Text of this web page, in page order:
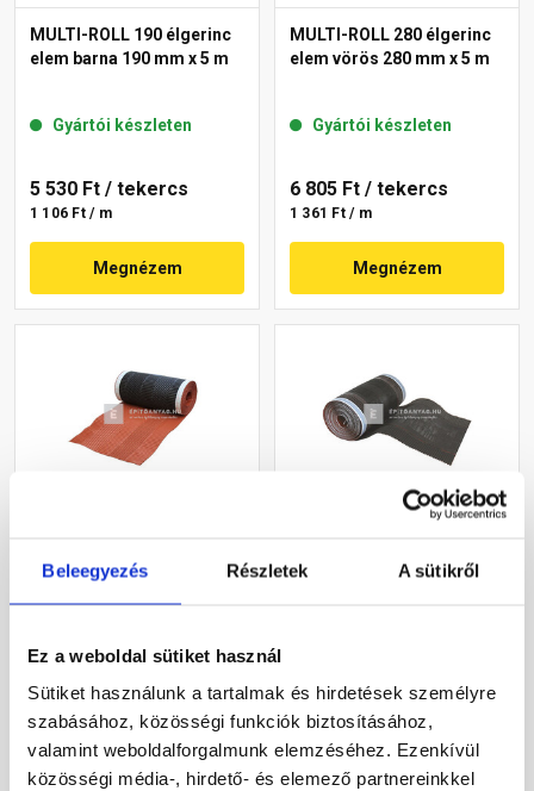
Beleegyezés Részletek A sütikről
Ez a weboldal sütiket használ
Sütiket használunk a tartalmak és hirdetések személyre
szabásához, közösségi funkciók biztosításához,
valamint weboldalforgalmunk elemzéséhez. Ezenkívül
közösségi média-, hirdető- és elemező partnereinkkel
MULTI-ROLL 190 élgerinc
elem barna 190 mm x 5 m
Gyártói készleten
5 530 Ft / tekercs
1 106 Ft / m
Megnézem
MULTI-ROLL 280 élgerinc
elem vörös 280 mm x 5 m
Gyártói készleten
6 805 Ft / tekercs
1 361 Ft / m
Megnézem
kúpalátét, téglavörös 5 m
9 330 Ft/ db
Megnézem
kúpalátét, fekete 5 m
9 215 Ft/ db
Megnézem